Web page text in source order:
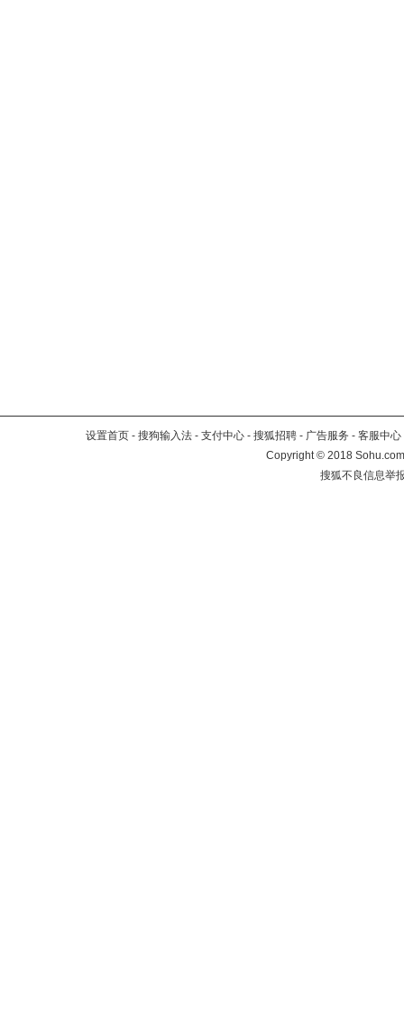
设置首页 - 搜狗输入法 - 支付中心 - 搜狐招聘 - 广告服务 - 客服中心
Copyright©2018
搜狐不良信息举